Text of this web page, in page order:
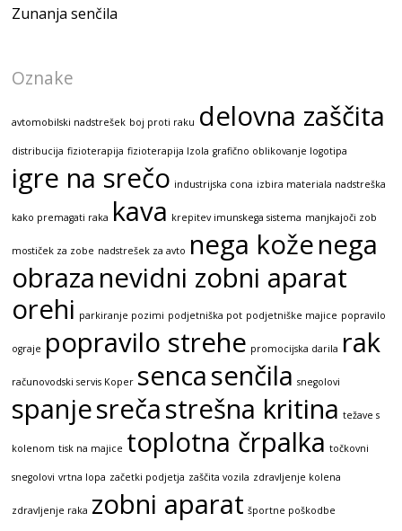
Zunanja senčila
Oznake
avtomobilski nadstrešek boj proti raku delovna zaščita
distribucija fizioterapija fizioterapija Izola grafično oblikovanje logotipa
igre na srečo industrijska cona izbira materiala nadstreška
kako premagati raka kava krepitev imunskega sistema manjkajoči zob
mostiček za zobe nadstrešek za avto nega koženega
obraza nevidni zobni aparat
orehi parkiranje pozimi podjetniška pot podjetniške majice popravilo
ograje popravilo strehe promocijska darila rak
računovodski servis Koper sencasenčila snegolovi
spanjesrečastrešna kritina težave s
kolenom tisk na majice toplotna črpalka točkovni
snegolovi vrtna lopa začetki podjetja zaščita vozila zdravljenje kolena
zdravljenje raka zobni aparat športne poškodbe